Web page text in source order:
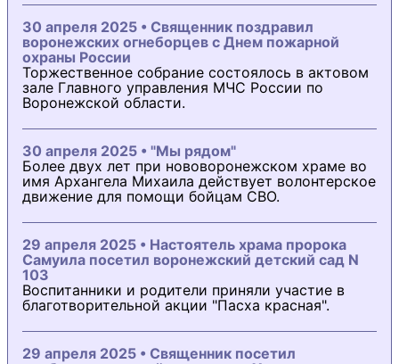
30 апреля 2025 • Священник поздравил
воронежских огнеборцев с Днем пожарной
охраны России
Торжественное собрание состоялось в актовом
зале Главного управления МЧС России по
Воронежской области.
30 апреля 2025 • "Мы рядом"
Более двух лет при нововоронежском храме во
имя Архангела Михаила действует волонтерское
движение для помощи бойцам СВО.
29 апреля 2025 • Настоятель храма пророка
Самуила посетил воронежский детский сад N
103
Воспитанники и родители приняли участие в
благотворительной акции "Пасха красная".
29 апреля 2025 • Священник посетил